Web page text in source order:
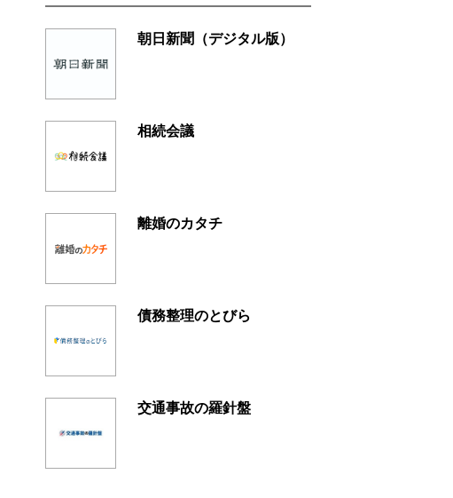
朝日新聞（デジタル版）
相続会議
離婚のカタチ
債務整理のとびら
交通事故の羅針盤